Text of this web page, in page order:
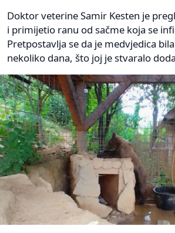
Doktor veterine Samir Kesten je
i primijetio ranu od sačme koja se
Pretpostavlja se da je medvjedica
nekoliko dana, što joj je stvaralo